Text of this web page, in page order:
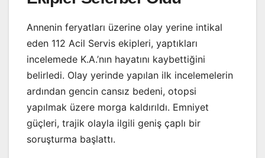
Annenin feryatları üzerine olay yerine intikal
eden 112 Acil Servis ekipleri, yaptıkları
incelemede K.A.’nın hayatını kaybettiğini
belirledi. Olay yerinde yapılan ilk incelemelerin
ardından gencin cansız bedeni, otopsi
yapılmak üzere morga kaldırıldı. Emniyet
güçleri, trajik olayla ilgili geniş çaplı bir
soruşturma başlattı.